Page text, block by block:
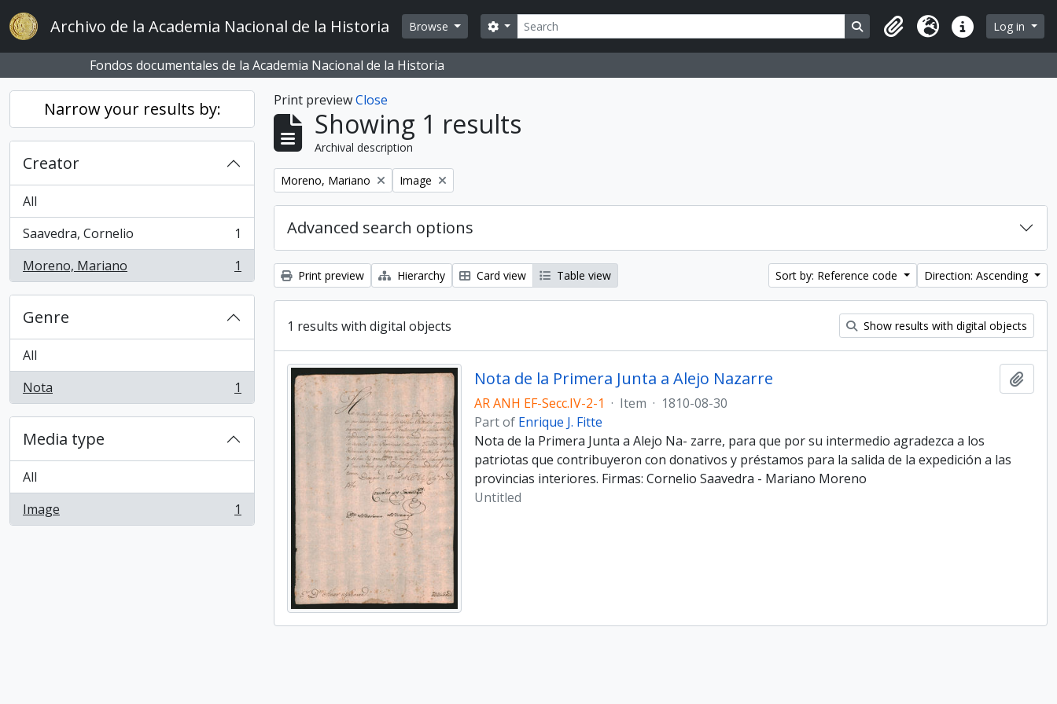
Skip to main content
Archivo de la Academia Nacional de la Historia Browse Search
Search options Search in browse page
ClipboardLanguageQuick linksLog in
Fondos documentales de la Academia Nacional de la Historia
Narrow your results by:
Creator
All
Saavedra, Cornelio
, 1 results
1
Moreno, Mariano
, 1 results 1
Genre
All
Nota
, 1 results 1
Media type
All
Image
, 1 results 1
Print previewClose
Showing 1 results
Archival description
Remove filter:
Moreno, Mariano Remove filter:
Image
Advanced search options
Print preview Hierarchy Card view Table view Sort by: Reference code Direction: Ascending
1 results with digital objects Show results with digital objects
Nota de la Primera Junta a Alejo Nazarre
AR ANH EF-Secc.IV-2-1 · Item · 1810-08-30
Part of Enrique J. Fitte
Nota de la Primera Junta a Alejo Na- zarre, para que por su intermedio agradezca a los
patriotas que contribuyeron con donativos y préstamos para la salida de la expedición a las
provincias interiores. Firmas: Cornelio Saavedra - Mariano Moreno
Untitled